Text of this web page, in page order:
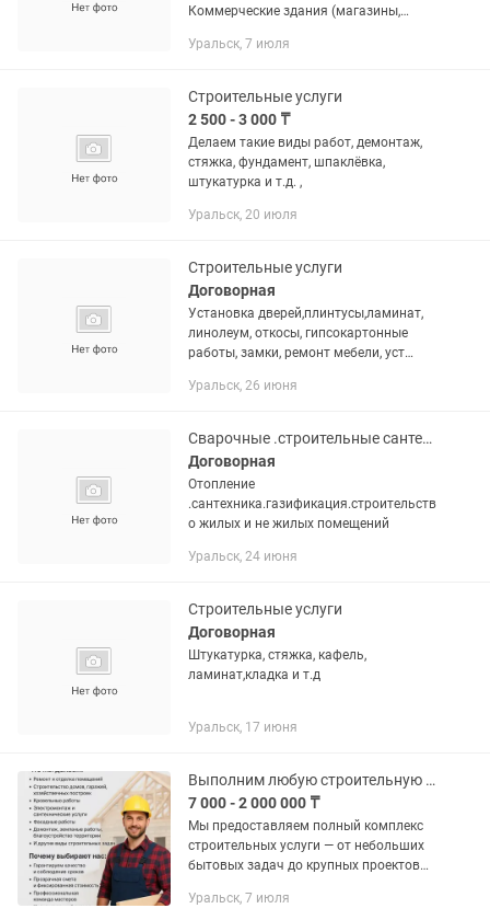
Коммерческие здания (магазины,
сложности • Кровля, фасады, кладка •
Уральск, 7 июля
Строительные услуги
2 500 - 3 000 ₸
Делаем такие виды работ, демонтаж,
стяжка, фундамент, шпаклёвка,
штукатурка и т.д. ,
Уральск, 20 июля
Строительные услуги
Договорная
Установка дверей,плинтусы,ламинат,
линолеум, откосы, гипсокартонные
работы, замки, ремонт мебели, уст
время суббота, воскресенье и после
Уральск, 26 июня
Сварочные .строительные сантехнические услуги
Договорная
Отопление
.сантехника.газификация.строительств
о жилых и не жилых помещений
Уральск, 24 июня
Строительные услуги
Договорная
Штукатурка, стяжка, кафель,
ламинат,кладка и т.д
Уральск, 17 июня
Выполним любую строительную работу
7 000 - 2 000 000 ₸
Мы предоставляем полный комплекс
строительных услуги — от небольших
бытовых задач до крупных проектов
обладают опытом,
Уральск, 7 июля